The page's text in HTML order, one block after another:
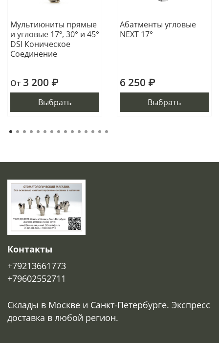
Мультиюниты прямые
и угловые 17º, 30° и 45°
DSI Коническое
Соединение
От3 200 ₽
Выбрать
Абатменты угловые
NEXT 17°
6 250 ₽
Выбрать
Контакты
+79213661773
+79602552711
Склады в Москве и Санкт-Петербурге. Экспресс
доставка в любой регион.